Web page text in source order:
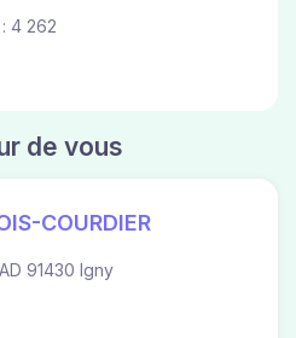
4 262
de vous
COURDIER
91430 Igny